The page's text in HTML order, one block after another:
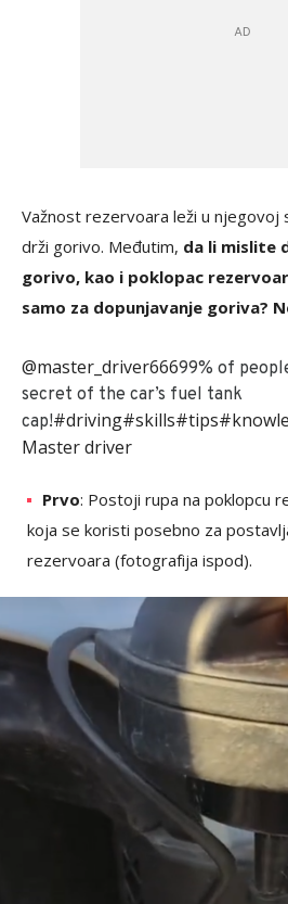
Važnost rezervoara leži u njegovoj
drži gorivo. Međutim, da li mislite
gorivo, kao i poklopac
samo za dopunjavanje goriva?
@master_driver66699% of
secret of the car’s fuel tank
cap!#driving#skills#tips
Master driver
Prvo: Postoji rupa na poklopcu
koja se koristi posebno za
rezervoara (fotografija ispod).